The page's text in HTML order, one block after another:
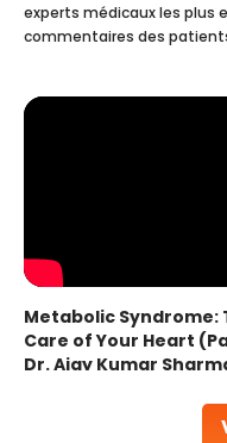
experts médicaux les plus
commentaires des
Metabolic Syndrome:
Care of Your Heart
Dr. Ajay Kumar